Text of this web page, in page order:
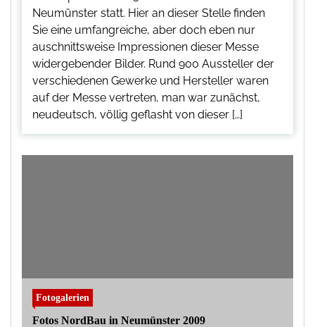
Neumünster statt. Hier an dieser Stelle finden
Sie eine umfangreiche, aber doch eben nur
auschnittsweise Impressionen dieser Messe
widergebender Bilder. Rund 900 Aussteller der
verschiedenen Gewerke und Hersteller waren
auf der Messe vertreten, man war zunächst,
neudeutsch, völlig geflasht von dieser […]
Fotogalerien
Fotos NordBau in Neumünster 2009